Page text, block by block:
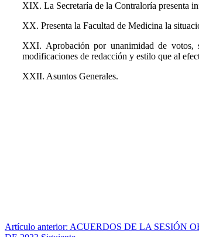
XIX. La Secretaría de la Contraloría presenta
XX. Presenta la Facultad de Medicina la
XXI. Aprobación por unanimidad de votos,
modificaciones de redacción y estilo que al
XXII. Asuntos Generales.
Artículo anterior: ACUERDOS DE LA SESIÓN